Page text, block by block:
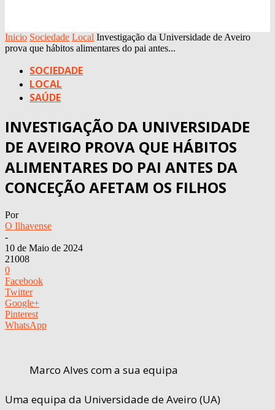
Inicio Sociedade Local Investigação da Universidade de Aveiro
prova que hábitos alimentares do pai antes...
SOCIEDADE
LOCAL
SAÚDE
INVESTIGAÇÃO DA UNIVERSIDADE
DE AVEIRO PROVA QUE HÁBITOS
ALIMENTARES DO PAI ANTES DA
CONCEÇÃO AFETAM OS FILHOS
Por
O Ilhavense
-
10 de Maio de 2024
21008
0
Facebook
Twitter
Google+
Pinterest
WhatsApp
Marco Alves com a sua equipa
Uma equipa da Universidade de Aveiro (UA)